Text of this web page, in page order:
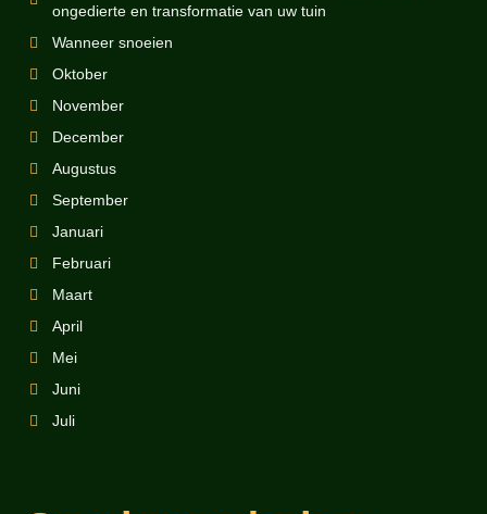
ongedierte en transformatie van uw tuin
Wanneer snoeien
Oktober
November
December
Augustus
September
Januari
Februari
Maart
April
Mei
Juni
Juli